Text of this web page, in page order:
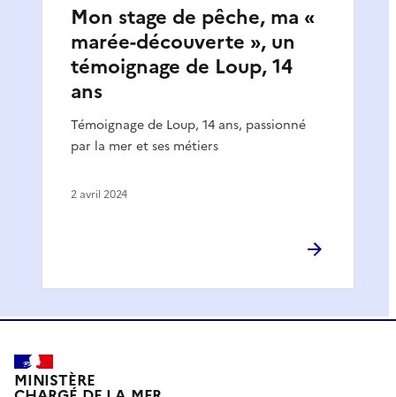
Mon stage de pêche, ma «
marée-découverte », un
témoignage de Loup, 14
ans
Témoignage de Loup, 14 ans, passionné
par la mer et ses métiers
2 avril 2024
MINISTÈRE